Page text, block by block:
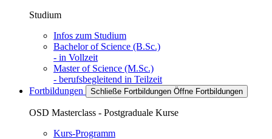
Studium
Infos zum Studium
Bachelor of Science (B.Sc.)
- in Vollzeit
Master of Science (M.Sc.)
- berufsbegleitend in Teilzeit
Fortbildungen
Schließe Fortbildungen Öffne Fortbildungen
OSD Masterclass - Postgraduale Kurse
Kurs-Programm